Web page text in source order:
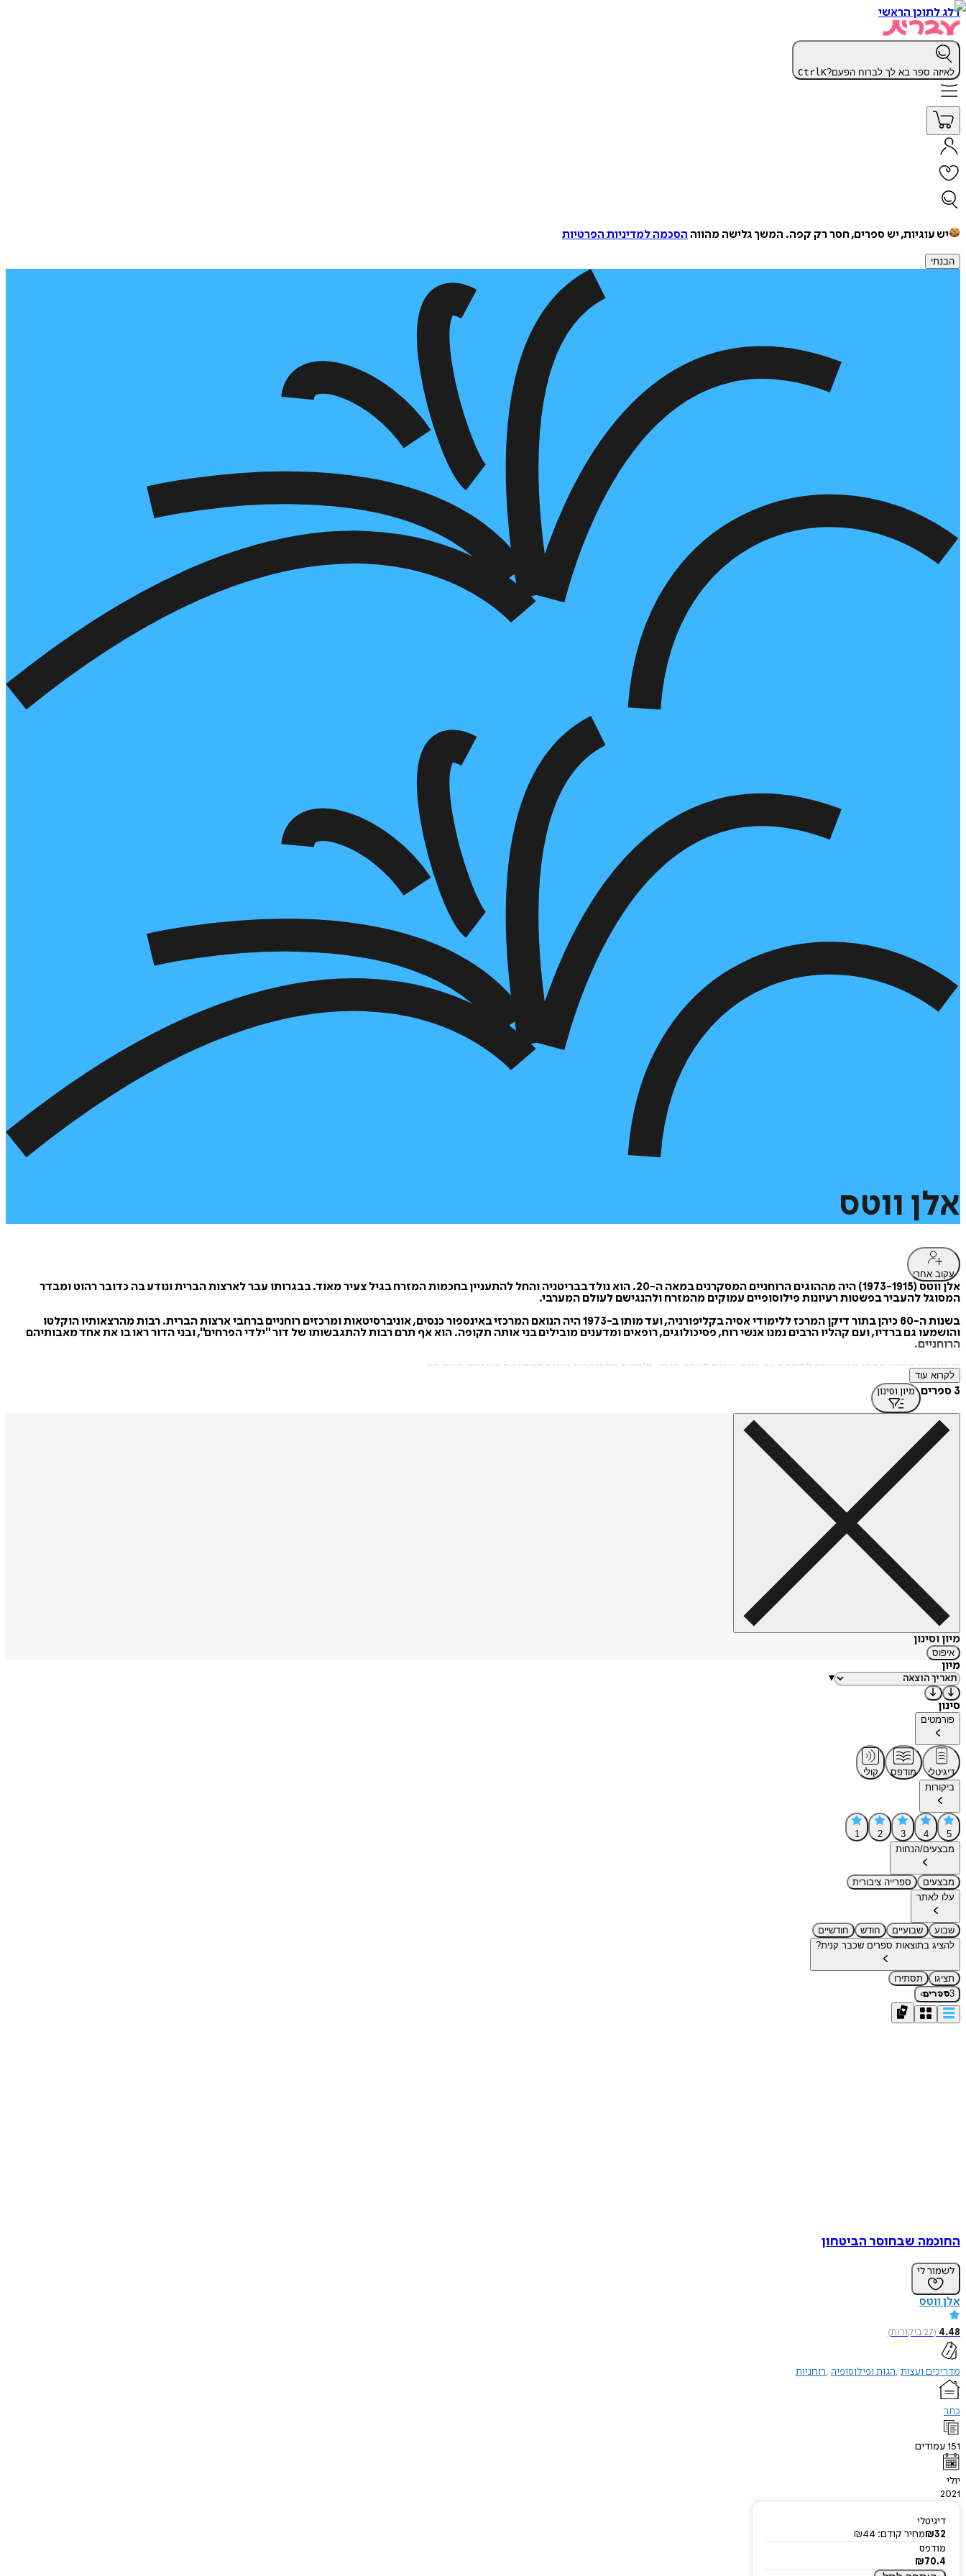
דלג לתוכן הראשי
לאיזה ספר בא לך לברוח הפעם? CtrlK
יש עוגיות, יש ספרים, חסר רק קפה. המשך גלישה מהווה הסכמה למדיניות הפרטיות
הבנתי
אלן ווטס
עקוב אחרי
אלן ווטס (1973-1915) היה מההוגים הרוחניים המסקרנים במאה ה-20. הוא נולד בבריטניה והחל להתעניין בחכמות המזרח בגיל צעיר מאוד. בבגרותו עבר לארצות הברית ונודע בה כדובר רהוט ומבדר
המסוגל להעביר בפשטות רעיונות פילוסופיים עמוקים מהמזרח ולהנגישם לעולם המערבי.
בשנות ה-60 כיהן בתור דיקן המרכז ללימודי אסיה בקליפורניה, ועד מותו ב-1973 היה הנואם המרכזי באינספור כנסים, אוניברסיטאות ומרכזים רוחניים ברחבי ארצות הברית. רבות מהרצאותיו הוקלטו
והושמעו גם ברדיו, ועם קהליו הרבים נמנו אנשי רוח, פסיכולוגים, רופאים ומדענים מובילים בני אותה תקופה. הוא אף תרם רבות להתגבשותו של דור "ילדי הפרחים", ובני הדור ראו בו את אחד מאבותיהם
הרוחניים.
רעיונותיו פורצי הדרך ממשיכים להדהד גם כיום, שנים לאחר מותו, ולהיות רלוונטיים מאוד לתקופה שאנחנו חיים בה.
לקרוא עוד
3 ספרים מיון וסינון
מיון וסינון
איפוס
מיון
▾
סינון
פורמטים
דיגיטלי מודפס
קולי
ביקורות
5
4
3
2
1
מבצעים/הנחות
מבצעים
ספרייה ציבורית
עלו לאתר
שבוע שבועיים חודש
חודשיים
להציג בתוצאות ספרים שכבר קנית?
תציגו
תסתירו
3ספרים›
החוכמה שבחוסר הביטחון
לשמור לי
אלן ווטס
4.48
(
27ביקורות)
מדריכים ועצות הגות ופילוסופיה רוחניות
כתר
151עמודים
יולי
2021
דיגיטלי
₪32 מחיר קודם: ₪44
מודפס
₪70.4